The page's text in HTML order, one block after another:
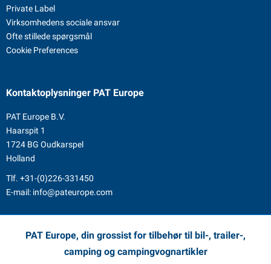
Private Label
Virksomhedens sociale ansvar
Ofte stillede spørgsmål
Cookie Preferences
Kontaktoplysninger PAT Europe
PAT Europe B.V.
Haarspit 1
1724 BG Oudkarspel
Holland
Tlf. +31-(0)226-331450
E-mail: info@pateurope.com
PAT Europe, din grossist for tilbehør til bil-, trailer-,
camping og campingvognartikler